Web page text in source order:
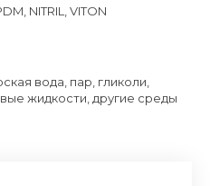
NITRIL, VITON
вода, пар, гликоли,
жидкости, другие среды